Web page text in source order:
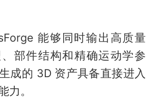
能够同时输出高质量
部件结构和精确运动学参
成的 3D 资产具备直接进入
力。